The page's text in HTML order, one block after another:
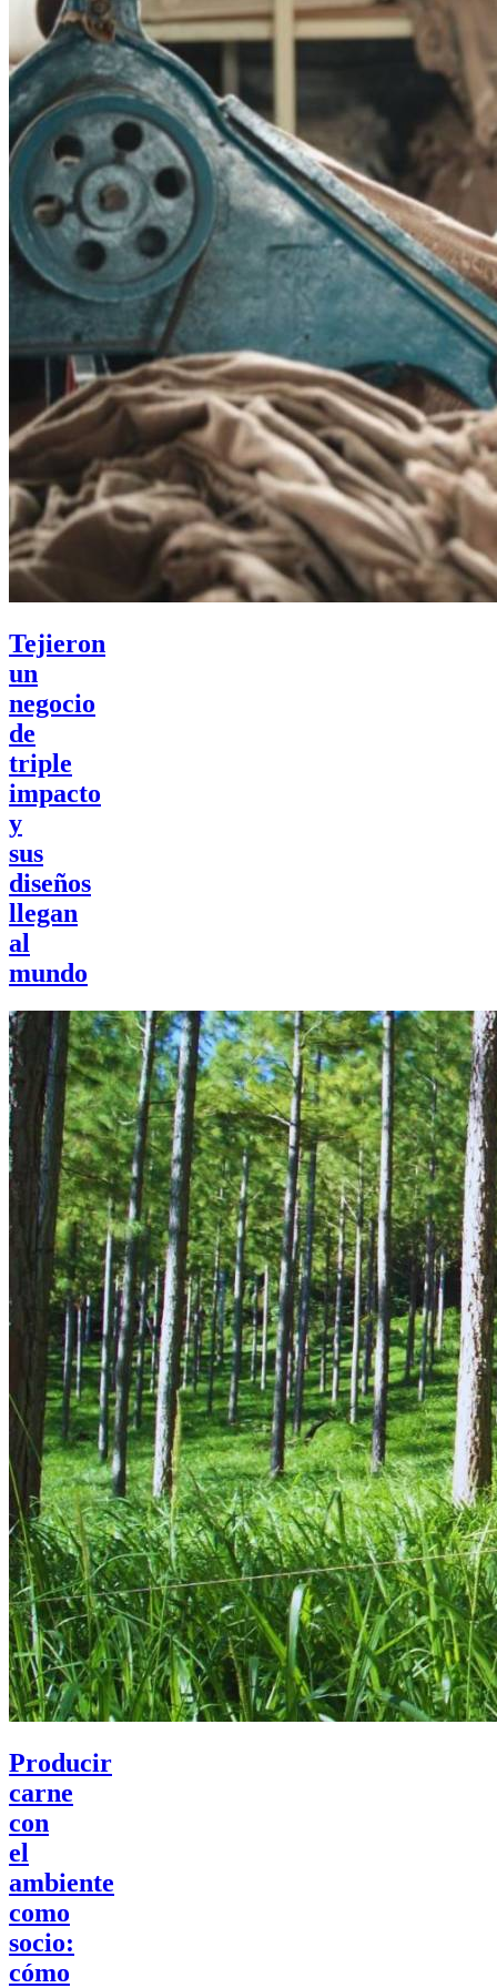
Tejieron
un
negocio
de
triple
impacto
y
sus
diseños
llegan
al
mundo
Producir
carne
con
el
ambiente
como
socio:
cómo